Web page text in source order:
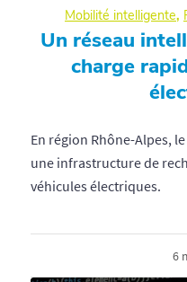
Mobilité intelligente,
Un réseau
charge
En région Rhône-Alpes,
une infrastructure de
véhicules électriques.
6